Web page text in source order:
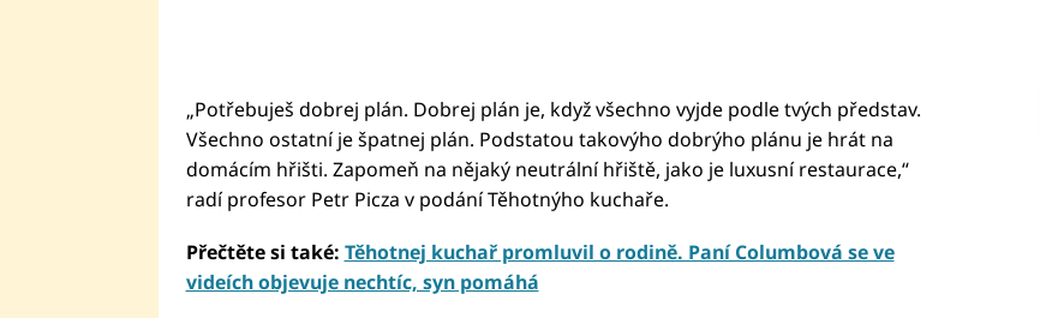
„Potřebuješ dobrej plán. Dobrej plán je, když všechno vyjde podle tvých představ.
Všechno ostatní je špatnej plán. Podstatou takovýho dobrýho plánu je hrát na
domácím hřišti. Zapomeň na nějaký neutrální hřiště, jako je luxusní restaurace,“
radí profesor Petr Picza v podání Těhotnýho kuchaře.
Přečtěte si také: Těhotnej kuchař promluvil o rodině. Paní Columbová se ve
videích objevuje nechtíc, syn pomáhá